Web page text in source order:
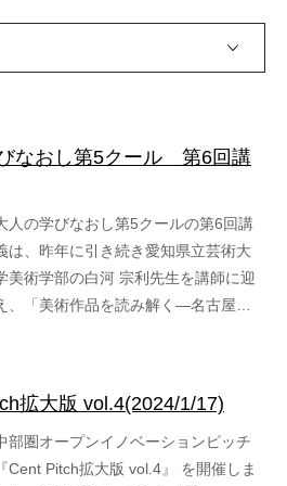
なおし第5クール 第6回講
人の学びなおし第5クールの第6回講
は、昨年に引き続き愛知県立芸術大
美術学部の白河 宗利先生を講師に迎
、「美術作品を読み解く―名古屋…
拡大版 vol.4(2024/1/17)
部圏オープンイノベーションピッチ
『Cent Pitch拡大版 vol.4』 を開催しま